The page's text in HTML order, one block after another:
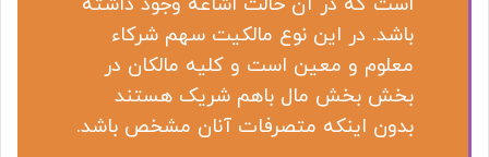
باشد. در این نوع مالکیت سهم شرکاء
معلوم و معین است و کلیه مالکان در
بخش بخش مال باهم شریک هستند
بدون اینکه متصرفات آنان مشخص باشد.